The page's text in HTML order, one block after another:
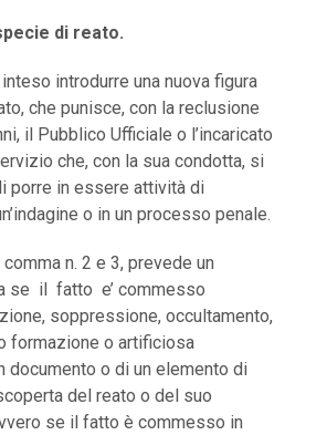
di reato.
inteso introdurre una nuova figura
che punisce, con la reclusione
il Pubblico Ufficiale o l’incaricato
che, con la sua condotta, si
porre in essere attività di
o in un processo penale.
comma n. 2 e 3, prevede un
se il fatto e’ commesso
soppressione, occultamento,
formazione o artificiosa
documento o di un elemento di
del reato o del suo
se il fatto è commesso in